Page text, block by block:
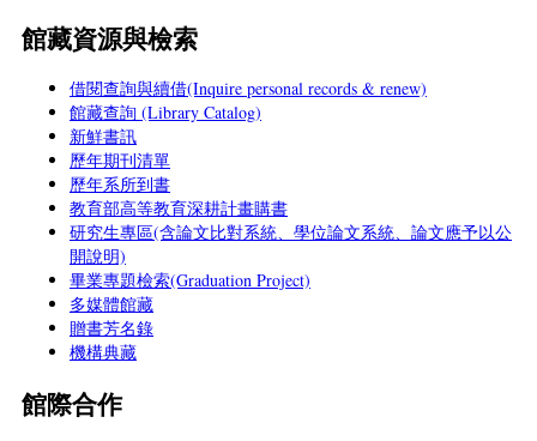
館藏資源與檢索
借閱查詢與續借(Inquire personal records & renew)
館藏查詢 (Library Catalog)
新鮮書訊
歷年期刊清單
歷年系所到書
教育部高等教育深耕計畫購書
研究生專區(含論文比對系統、學位論文系統、論文應予以公
開說明)
畢業專題檢索(Graduation Project)
多媒體館藏
贈書芳名錄
機構典藏
館際合作